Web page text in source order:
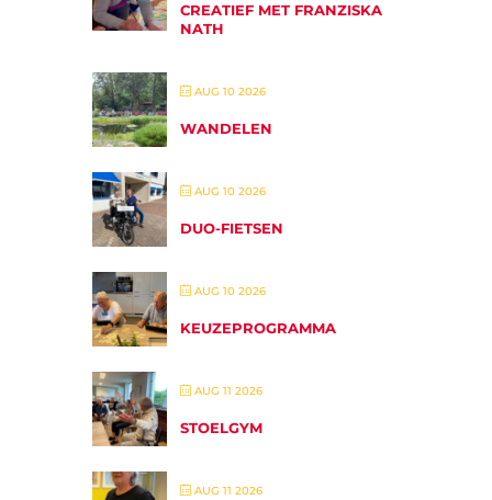
CREATIEF MET FRANZISKA
NATH
AUG 10 2026
WANDELEN
AUG 10 2026
DUO-FIETSEN
AUG 10 2026
KEUZEPROGRAMMA
AUG 11 2026
STOELGYM
AUG 11 2026